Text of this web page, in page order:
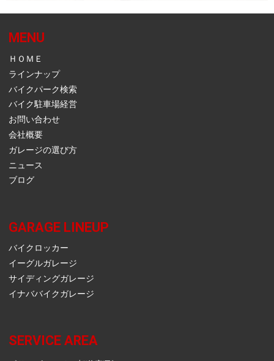
MENU
ＨＯＭＥ
ラインナップ
バイクパーク検索
バイク駐車場経営
お問い合わせ
会社概要
ガレージの選び方
ニュース
ブログ
GARAGE LINEUP
バイクロッカー
イーグルガレージ
サイディングガレージ
イナババイクガレージ
SERVICE AREA